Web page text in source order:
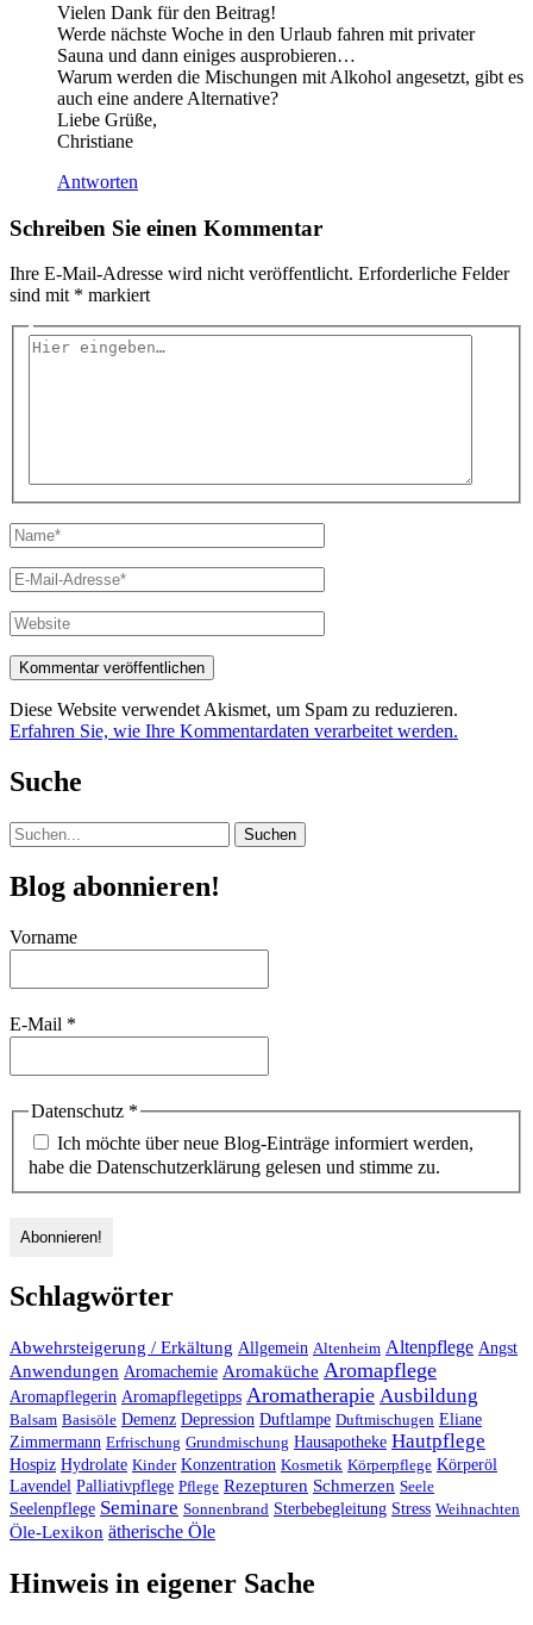
Vielen Dank für den Beitrag!
Werde nächste Woche in den Urlaub fahren mit privater
Sauna und dann einiges ausprobieren…
Warum werden die Mischungen mit Alkohol angesetzt, gibt es
auch eine andere Alternative?
Liebe Grüße,
Christiane
Antworten
Schreiben Sie einen Kommentar
Ihre E-Mail-Adresse wird nicht veröffentlicht. Erforderliche Felder
sind mit * markiert
Hier
Name*
E-
Mail-
Adresse*
Website
Diese Website verwendet Akismet, um Spam zu reduzieren.
Erfahren Sie, wie Ihre Kommentardaten verarbeitet werden.
Suche
Suchen
nach:
Blog abonnieren!
Vorname
E-Mail *
Datenschutz *
Ich möchte über neue Blog-Einträge informiert werden,
habe die Datenschutzerklärung gelesen und stimme zu.
Schlagwörter
Abwehrsteigerung / Erkältung Allgemein Altenheim Altenpflege Angst
Anwendungen Aromachemie Aromaküche Aromapflege
Aromapflegerin Aromapflegetipps Aromatherapie Ausbildung
Balsam Basisöle Demenz Depression Duftlampe Duftmischugen Eliane
Zimmermann Erfrischung Grundmischung Hausapotheke Hautpflege
Hospiz Hydrolate Kinder Konzentration Kosmetik Körperpflege Körperöl
Lavendel Palliativpflege Pflege Rezepturen Schmerzen Seele
Seelenpflege Seminare Sonnenbrand Sterbebegleitung Stress Weihnachten
Öle-Lexikon ätherische Öle
Hinweis in eigener Sache